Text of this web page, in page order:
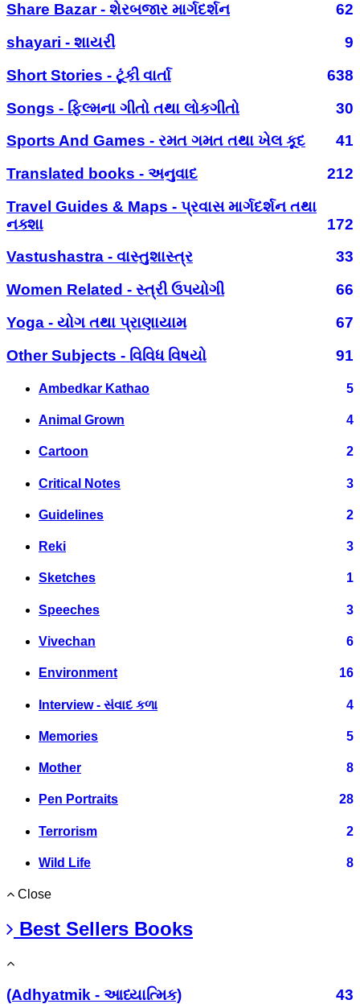
Share Bazar - શેરબજાર માર્ગદર્શન
62
shayari - શાયરી
9
Short Stories - ટૂંકી વાર્તા
638
Songs - ફિલ્મના ગીતો તથા લોકગીતો
30
Sports And Games - રમત ગમત તથા ખેલ કૂદ
41
Translated books - અનુવાદ
212
Travel Guides & Maps - પ્રવાસ માર્ગદર્શન તથા
નક્શા
172
Vastushastra - વાસ્તુશાસ્ત્ર
33
Women Related - સ્ત્રી ઉપયોગી
66
Yoga - યોગ તથા પ્રાણાયામ
67
Other Subjects - વિવિધ વિષયો
91
Ambedkar Kathao 5
Animal Grown 4
Cartoon 2
Critical Notes 3
Guidelines 2
Reki 3
Sketches 1
Speeches 3
Vivechan 6
Environment 16
Interview - સંવાદ કળા 4
Memories 5
Mother 8
Pen Portraits 28
Terrorism 2
Wild Life 8
Close
Best Sellers Books
(Adhyatmik - આધ્યાત્મિક)
43